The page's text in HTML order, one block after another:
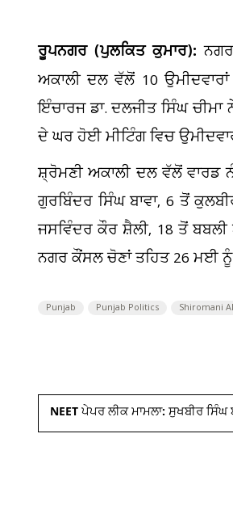
ਰੂਪਨਗਰ (ਪੁਲਕਿਤ ਕੁਮਾਰ):
ਅਕਾਲੀ ਦਲ ਵੱਲੋਂ 10
ਇੰਚਾਰਜ ਡਾ. ਦਲਜੀਤ ਸਿੰਘ
ਦੇ ਘਰ ਹੋਈ ਮੀਟਿੰਗ ਵਿਚ
ਸ਼੍ਰੋਮਣੀ ਅਕਾਲੀ ਦਲ ਵੱਲੋਂ ਵਾਰਡ
ਗੁਰਬਿੰਦਰ ਸਿੰਘ ਬਾਵਾ, 6 ਤੋਂ
ਜਸਵਿੰਦਰ ਕੌਰ ਸ਼ੈਲੀ, 18 ਤੋਂ
ਨਗਰ ਕੌਂਸਲ ਚੋਣਾਂ ਤਹਿਤ 26 ਮਈ ਨੂੰ
Punjab Punjab Politics Shiromani
NEET ਪੇਪਰ ਲੀਕ ਮਾਮਲਾ: ਸੁਖਬੀਰ